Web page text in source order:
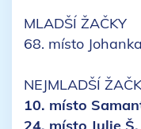
MLADŠÍ ŽAČKY
68. místo
NEJMLADŠÍ
10. místo